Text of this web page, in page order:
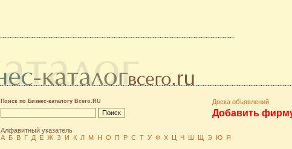
Поиск по Бизнес-каталогу Всего.RU Доска объявлений
Добавить
Алфавитный указатель
А Б В Г Д Е Ж З И К Л М Н О П Р С Т У Ф Х Ц Ч Ш Щ Э Ю Я